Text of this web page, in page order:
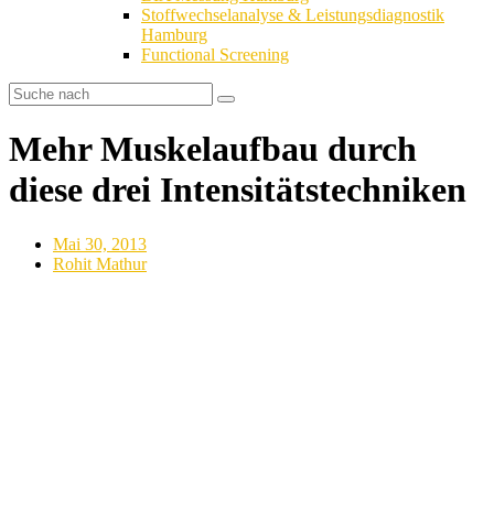
Stoffwechselanalyse & Leistungsdiagnostik
Hamburg
Functional Screening
Mehr Muskelaufbau durch
diese drei Intensitätstechniken
Mai 30, 2013
Rohit Mathur